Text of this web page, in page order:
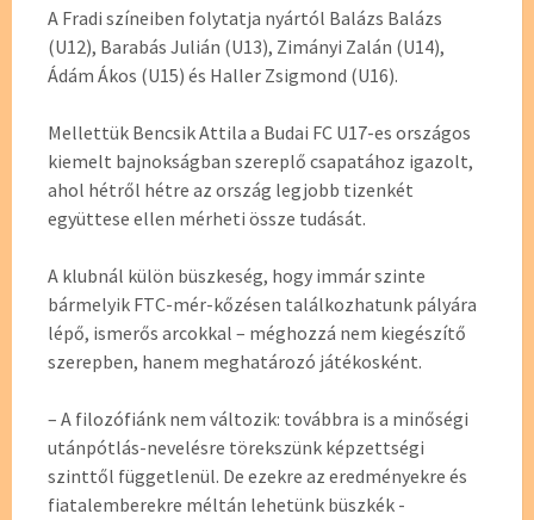
A Fradi színeiben folytatja nyártól Balázs Balázs
(U12), Barabás Julián (U13), Zimányi Zalán (U14),
Ádám Ákos (U15) és Haller Zsigmond (U16).
Mellettük Bencsik Attila a Budai FC U17-es országos
kiemelt bajnokságban szereplő csapatához igazolt,
ahol hétről hétre az ország legjobb tizenkét
együttese ellen mérheti össze tudását.
A klubnál külön büszkeség, hogy immár szinte
bármelyik FTC-mér-kőzésen találkozhatunk pályára
lépő, ismerős arcokkal – méghozzá nem kiegészítő
szerepben, hanem meghatározó játékosként.
– A filozófiánk nem változik: továbbra is a minőségi
utánpótlás-nevelésre törekszünk képzettségi
szinttől függetlenül. De ezekre az eredményekre és
fiatalemberekre méltán lehetünk büszkék -